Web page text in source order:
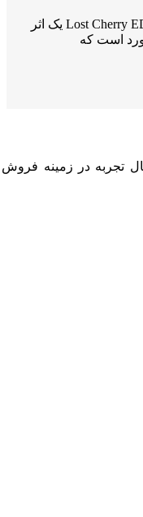
عطر لاست چری برندینی Lost Cherry EDP BRANDINI یک اثر
است که
رایحه ایران زمین با سابقه 15 سال تجربه در زمینه